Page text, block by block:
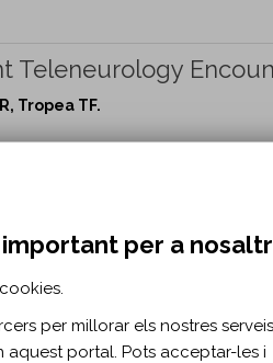
Teleneurology
Tropea TF.
in Patients With First
C, Waterhouse K, Roy PL, Jette
per a
per millorar els nostres
portal. Pots acceptar-les i